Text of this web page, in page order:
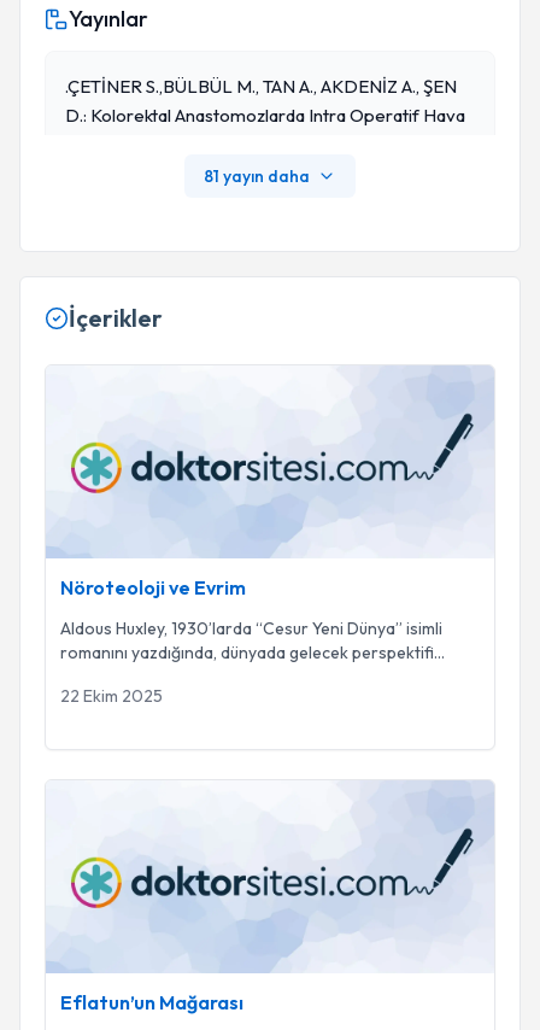
Yayınlar
.ÇETİNER S.,BÜLBÜL M., TAN A., AKDENİZ A., ŞEN
D.: Kolorektal Anastomozlarda Intra Operatif Hava
81 yayın daha
İçerikler
Nöroteoloji ve Evrim
Aldous Huxley, 1930’larda “Cesur Yeni Dünya” isimli
romanını yazdığında, dünyada gelecek perspektifi...
22 Ekim 2025
Eflatun’un Mağarası